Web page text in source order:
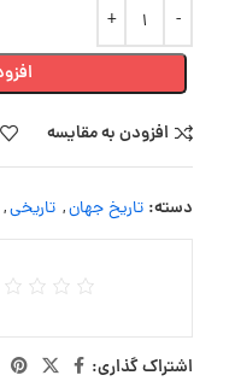
افزودن به مقایسه
دسته: تاریخ جهان, تاریخی,
اشتراک گذاری: